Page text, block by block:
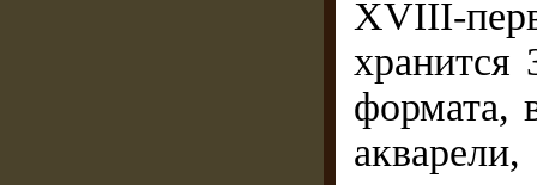
XVIII-
хранится
формата,